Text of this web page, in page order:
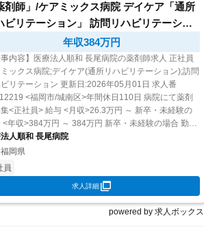
剤師」/ケアミックス病院 デイケア「通所
ビリテーション」 訪問リハビリテーショ
福岡市城南区/20代-40代積極採用中
年収384万円
事内容】医療法人順和 長尾病院の薬剤師求人 正社員
ックス病院;デイケア(通所リハビリテーション);訪問
ション 更新日:2026年05月01日 求人番
>年間休日110日 病院にて薬剤
与 <月収>26.3万円 ～ 新卒・未経験の
年収>384万円 ～ 384万円 新卒・未経験の場合 勤務
平日:08時30...
法人順和 長尾病院
福岡県
員
求人詳細
powered by 求人ボックス